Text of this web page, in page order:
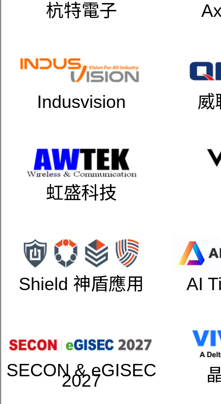
杭特電子
Indusvision 威
虹盛科技
Shield 神盾應用 AI
SECON & eGISEC
2027